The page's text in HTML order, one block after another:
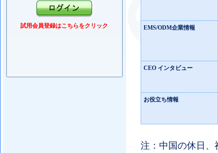
試用会員登録はこちらをクリック EMS/ODM企業情報
CEO インタビュー
お役立ち情報
注：中国の休日、